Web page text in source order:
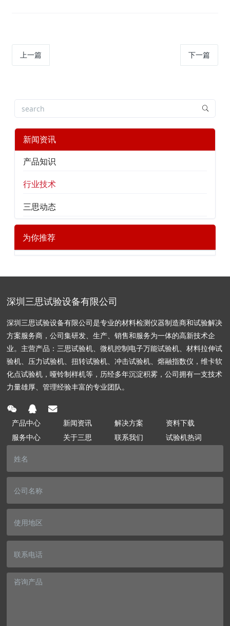
上一篇 下一篇
新闻资讯
产品知识
行业技术
三思动态
为你推荐
深圳三思试验设备有限公司
深圳三思试验设备有限公司是专业的材料检测仪器制造商和试验解决
方案服务商，公司集研发、生产、销售和服务为一体的高新技术企
业。主营产品：三思试验机、微机控制电子万能试验机、材料拉伸试
验机、压力试验机、扭转试验机、冲击试验机、熔融指数仪，维卡软
化点试验机，哑铃制样机等，历经多年沉淀积雾，公司拥有一支技术
力量雄厚、管理经验丰富的专业团队。
产品中心 新闻资讯 解决方案
资料下载
服务中心
关于三思 联系我们 试验机热词